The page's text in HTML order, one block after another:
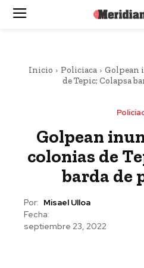
Inicio Policiaca
Golpean
de Tepic; Colapsa
Golpean
colonias de
barda de
Por: Misael Ulloa
Fecha:
septiembre 23, 2022